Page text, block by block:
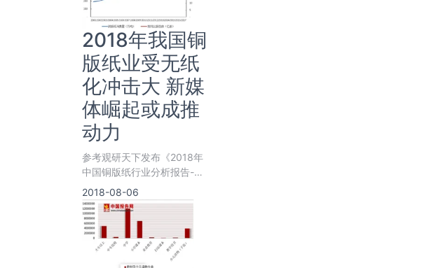
2018年我国铜
版纸业受无纸
化冲击大 新媒
体崛起或成推
动力
参考观研天下发布《2018年
中国铜版纸行业分析报告-市
场运营态势与发展前景研究》
&nb
2018-08-06